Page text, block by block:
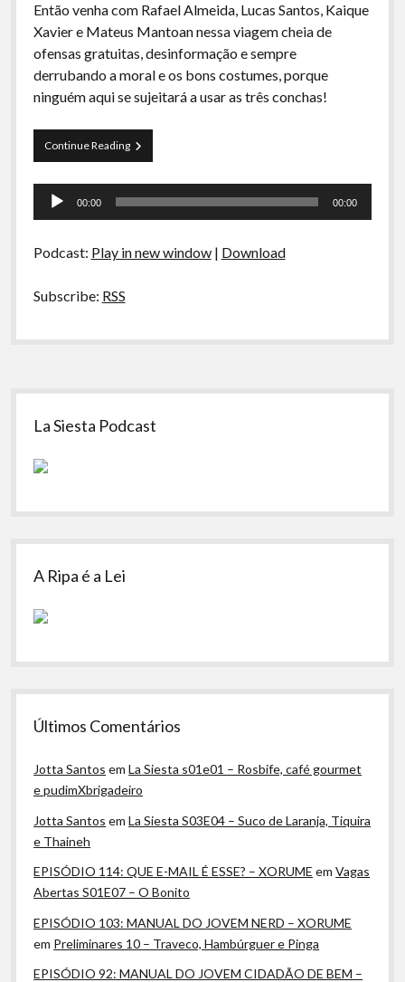
Especiais
Preliminares
Então venha com Rafael Almeida, Lucas Santos, Kaique
Xavier e Mateus Mantoan nessa viagem cheia de
ofensas gratuitas, desinformação e sempre
derrubando a moral e os bons costumes, porque
ninguém aqui se sujeitará a usar as três conchas!
Continue ReadingCurva
de
–
Tocador
00:00 00:00
Podcast: Play in new window| Download
Subscribe: RSS
Sidebar
La Siesta Podcast
A Ripa é a Lei
Últimos Comentários
Jotta Santos emLa Siesta s01e01 – Rosbife, café gourmet
e pudimXbrigadeiro
Jotta Santos emLa Siesta S03E04 – Suco de Laranja, Tiquira
e Thaineh
EPISÓDIO 114: QUE E-MAIL É ESSE? – XORUME emVagas
Abertas S01E07 – O Bonito
EPISÓDIO 103: MANUAL DO JOVEM NERD – XORUME
em Preliminares 10 – Traveco, Hambúrguer e Pinga
EPISÓDIO 92: MANUAL DO JOVEM CIDADÃO DE BEM –